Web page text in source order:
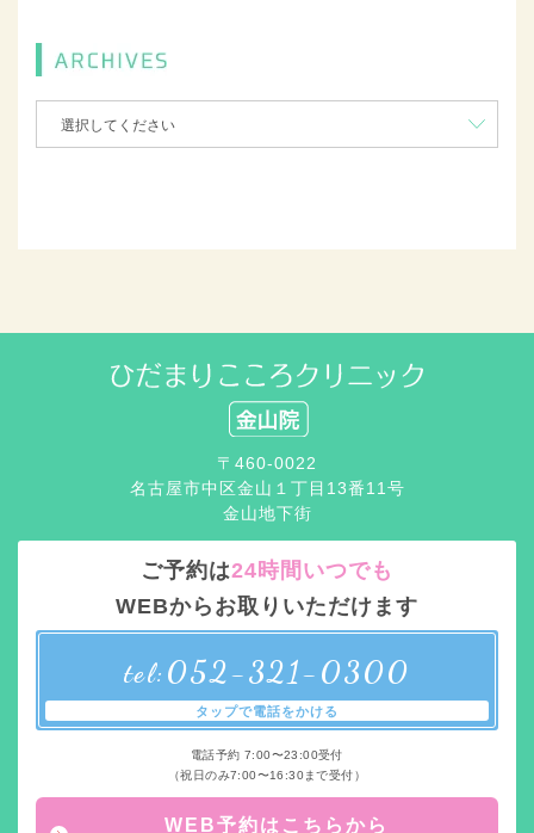
〒460-0022
名古屋市中区金山１丁目13番11号
金山地下街
ご予約は24時間いつでも
WEBからお取りいただけます
tel: 052-321-0300
タップで電話をかける
電話予約 7:00〜23:00受付
（祝日のみ7:00〜16:30まで受付）
WEB予約はこちらから